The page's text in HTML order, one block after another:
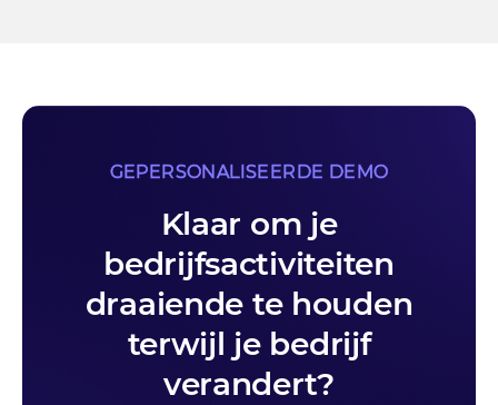
GEPERSONALISEERDE DEMO
Klaar om je
bedrijfsactiviteiten
draaiende te houden
terwijl je bedrijf
verandert?